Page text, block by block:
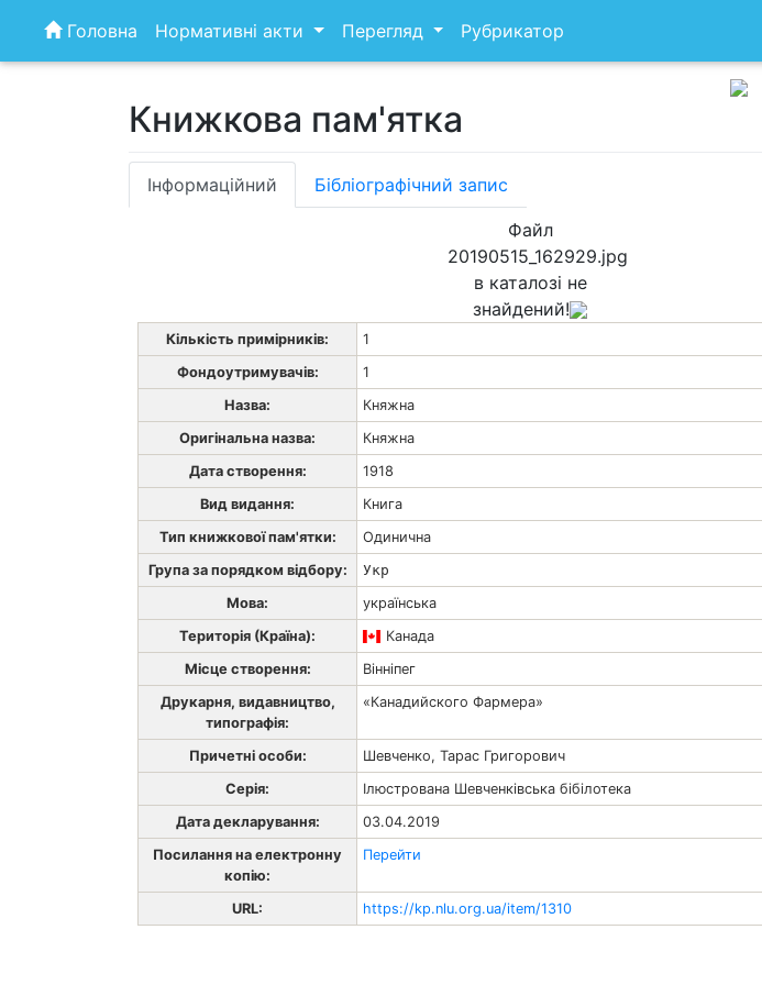
content
Головна Нормативні акти Перегляд Рубрикатор
Книжкова пам'ятка
Інформаційний Бібліографічний запис
Файл
20190515_162929.jpg
в каталозі не
знайдений!
Кількість примірників:
1
Фондоутримувачів:
1
Назва:
Княжна
Оригінальна назва:
Княжна
Дата створення:
1918
Вид видання:
Книга
Тип книжкової пам'ятки:
Одинична
Група за порядком відбору:
Укр
Мова:
українська
Територія (Країна):
Канада
Місце створення:
Вінніпег
Друкарня, видавництво,
типографія:
«Канадийского Фармера»
Причетні особи:
Шевченко, Тарас Григорович
Серія:
Ілюстрована Шевченківська бібілотека
Дата декларування:
03.04.2019
Посилання на електронну
копію:
Перейти
URL: https://kp.nlu.org.ua/item/1310